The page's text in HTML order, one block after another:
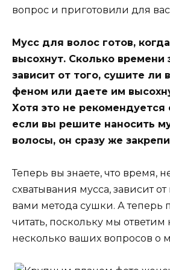
вопрос и приготовили для вас
Мусс для волос готов,
высохнут. Сколько времени
зависит от того, сушите ли
феном или даете им
Хотя это не рекомендуется
если вы решите наносить
волосы, он сразу же
Теперь вы знаете, что время,
схватывания мусса, зависит
вами метода сушки. А теперь
читать, поскольку мы ответим
несколько ваших вопросов о